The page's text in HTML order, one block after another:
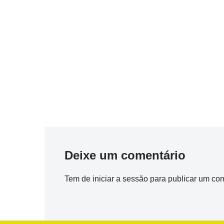
Deixe um comentário
Tem de iniciar a sessão para publicar um